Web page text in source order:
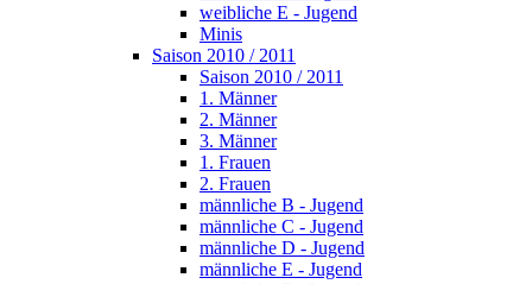
weibliche E - Jugend
Minis
Saison 2010 / 2011
Saison 2010 / 2011
1. Männer
2. Männer
3. Männer
1. Frauen
2. Frauen
männliche B - Jugend
männliche C - Jugend
männliche D - Jugend
männliche E - Jugend